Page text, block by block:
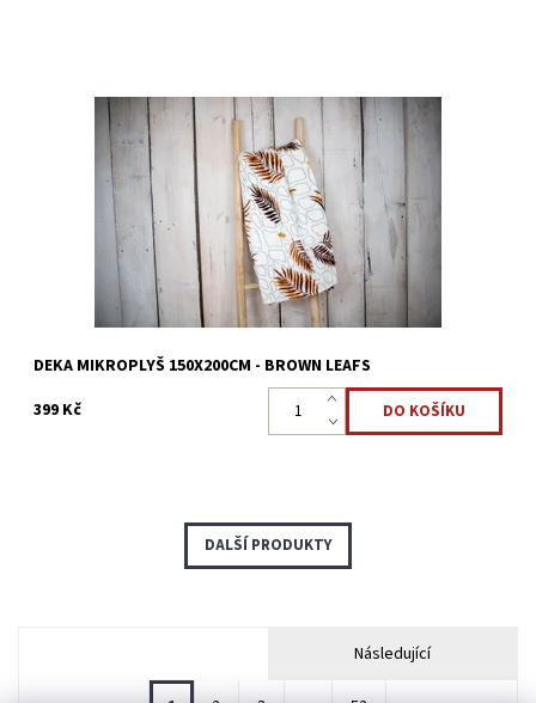
Deky mikroplyš jsou nadýchané a měkké na dotek, velmi
příjemné, vhodná i pro alergiky.
Dostupnost:
Skladem 2 ks
15365330
DEKA MIKROPLYŠ 150X200CM - BROWN LEAFS
399 Kč
DALŠÍ PRODUKTY
Následující